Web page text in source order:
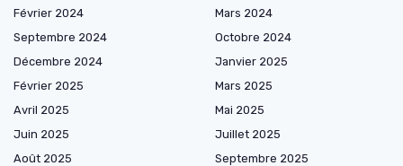
Février 2024
Mars 2024
Septembre 2024
Octobre 2024
Décembre 2024
Janvier 2025
Février 2025
Mars 2025
Avril 2025
Mai 2025
Juin 2025
Juillet 2025
Août 2025
Septembre 2025